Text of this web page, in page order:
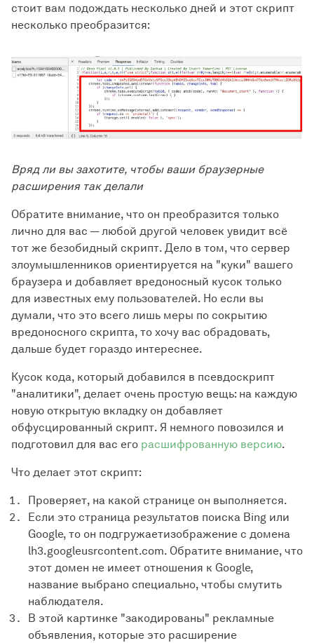
стоит вам подождать несколько дней и этот скрипт
несколько преобразится:
Вряд ли вы захотите, чтобы ваши браузерные
расширения так делали
Обратите внимание, что он преобразится только
лично для вас — любой другой человек увидит всё
тот же безобидный скрипт. Дело в том, что сервер
злоумышленников ориентируется на "куки" вашего
браузера и добавляет вредоносный кусок только
для известных ему пользователей. Но если вы
думали, что это всего лишь меры по сокрытию
вредоносного скрипта, то хочу вас обрадовать,
дальше будет гораздо интереснее.
Кусок кода, который добавился в псевдоскрипт
"аналитики", делает очень простую вещь: на каждую
новую открытую вкладку он добавляет
обфусцированный скрипт. Я немного повозился и
подготовил для вас его расшифрованную версию.
Что делает этот скрипт:
Проверяет, на какой странице он выполняется.
Если это страница результатов поиска Bing или
Google, то он подгружаетизображение с домена
lh3.googleusrcontent.com. Обратите внимание, что
этот домен не имеет отношения к Google,
название выбрано специально, чтобы смутить
наблюдателя.
В этой картинке "закодированы" рекламные
объявления, которые это расширение